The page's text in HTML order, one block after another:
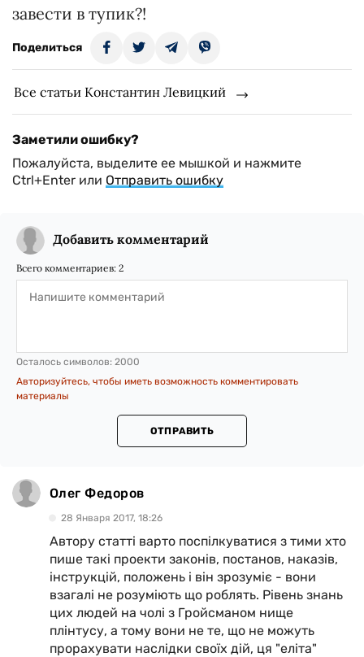
завести в тупик?!
Поделиться
Все статьи Константин Левицкий
Заметили ошибку?
Пожалуйста, выделите ее мышкой и нажмите
Ctrl+Enter или Отправить ошибку
Добавить комментарий
Всего комментариев: 2
Осталось символов: 2000
Авторизуйтесь, чтобы иметь возможность комментировать
материалы
ОТПРАВИТЬ
Олег Федоров
28 Января 2017, 18:26
Автору статті варто поспілкуватися з тими хто
пише такі проекти законів, постанов, наказів,
інструкцій, положень і він зрозуміє - вони
взагалі не розуміють що роблять. Рівень знань
цих людей на чолі з Гройсманом нище
плінтусу, а тому вони не те, що не можуть
прорахувати наслідки своїх дій, ця "еліта"